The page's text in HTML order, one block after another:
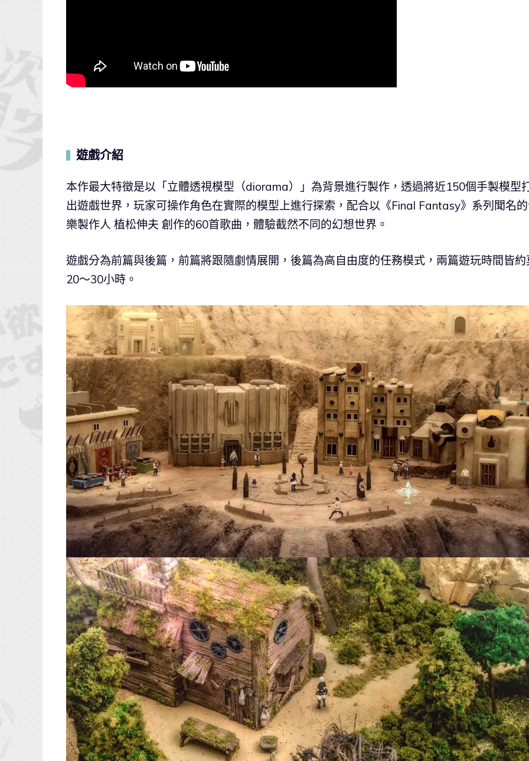
遊戲介紹
本作最大特徵是以「立體透視模型（diorama）」為背景進行製作，透過將近150個手製模型
出遊戲世界，玩家可操作角色在實際的模型上進行探索，配合以《Final Fantasy》系列聞名
樂製作人 植松伸夫 創作的60首歌曲，體驗截然不同的幻想世界。
遊戲分為前篇與後篇，前篇將跟隨劇情展開，後篇為高自由度的任務模式，兩篇遊玩時間皆約
20～30小時。